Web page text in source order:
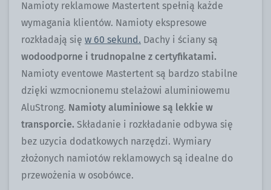
Namioty reklamowe Mastertent spełnią każde
wymagania klientów. Namioty ekspresowe
rozkładają się w 60 sekund. Dachy i ściany są
wodoodporne i trudnopalne z certyfikatami.
Namioty eventowe Mastertent są bardzo stabilne
dzięki wzmocnionemu stelażowi aluminiowemu
AluStrong. Namioty aluminiowe są lekkie w
transporcie. Składanie i rozkładanie odbywa się
bez uzycia dodatkowych narzędzi. Wymiary
złożonych namiotów reklamowych są idealne do
przewożenia w osobówce.